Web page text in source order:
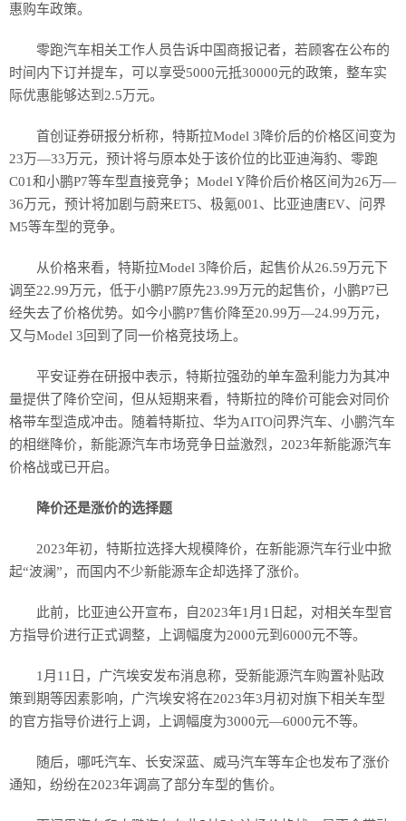
惠购车政策。
零跑汽车相关工作人员告诉中国商报记者，若顾客在公布的
时间内下订并提车，可以享受5000元抵30000元的政策，整车实
际优惠能够达到2.5万元。
首创证券研报分析称，特斯拉Model 3降价后的价格区间变为
23万—33万元，预计将与原本处于该价位的比亚迪海豹、零跑
C01和小鹏P7等车型直接竞争；Model Y降价后价格区间为26万—
36万元，预计将加剧与蔚来ET5、极氪001、比亚迪唐EV、问界
M5等车型的竞争。
从价格来看，特斯拉Model 3降价后，起售价从26.59万元下
调至22.99万元，低于小鹏P7原先23.99万元的起售价，小鹏P7已
经失去了价格优势。如今小鹏P7售价降至20.99万—24.99万元，
又与Model 3回到了同一价格竞技场上。
平安证券在研报中表示，特斯拉强劲的单车盈利能力为其冲
量提供了降价空间，但从短期来看，特斯拉的降价可能会对同价
格带车型造成冲击。随着特斯拉、华为AITO问界汽车、小鹏汽车
的相继降价，新能源汽车市场竞争日益激烈，2023年新能源汽车
价格战或已开启。
降价还是涨价的选择题
2023年初，特斯拉选择大规模降价，在新能源汽车行业中掀
起“波澜”，而国内不少新能源车企却选择了涨价。
此前，比亚迪公开宣布，自2023年1月1日起，对相关车型官
方指导价进行正式调整，上调幅度为2000元到6000元不等。
1月11日，广汽埃安发布消息称，受新能源汽车购置补贴政
策到期等因素影响，广汽埃安将在2023年3月初对旗下相关车型
的官方指导价进行上调，上调幅度为3000元—6000元不等。
随后，哪吒汽车、长安深蓝、威马汽车等车企也发布了涨价
通知，纷纷在2023年调高了部分车型的售价。